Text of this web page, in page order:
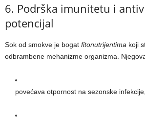
6. Podrška imunitetu i
potencijal
Sok od smokve je bogat fitonutrijentima koji
odbrambene mehanizme organizma.
povećava otpornost na sezonske infekcije,